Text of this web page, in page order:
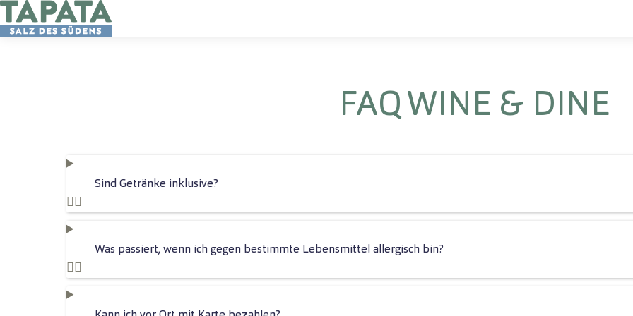
FAQ WINE & DINE
Sind Getränke inklusive?
Was passiert, wenn ich gegen bestimmte Lebensmittel allergisch bin?